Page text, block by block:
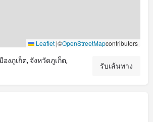
Leaflet |©OpenStreetMapcontributors
องภูเก็ต, จังหวัดภูเก็ต,
รับเส้นทาง